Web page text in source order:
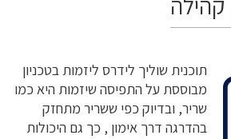
תוכנית שוליך לידרס ליזמות בטכניון
מבוססת על התפיסה שיזמות היא כמו
שריר, ובדיוק כפי ששריר מתחזק
בהדרגה דרך אימון , כך גם היכולות